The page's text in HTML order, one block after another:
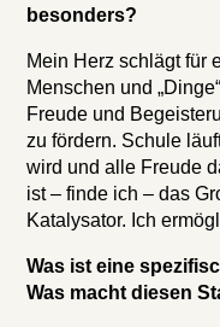
besonders?
Mein Herz schlägt für
Menschen und
Freude und
zu fördern. Schule
wird und alle Freude
ist – finde ich – das
Katalysator. Ich
Was ist eine
Was macht diesen